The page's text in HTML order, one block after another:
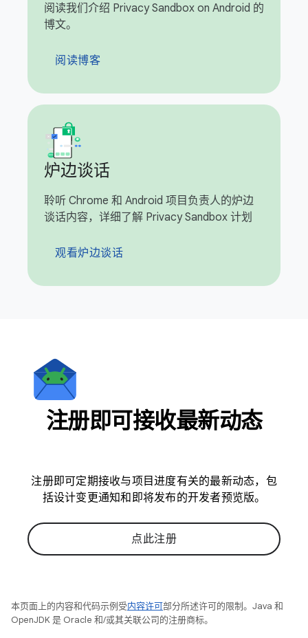
阅读我们介绍 Privacy Sandbox on Android 的
博文。
阅读博客
炉边谈话
聆听 Chrome 和 Android 项目负责人的炉边
谈话内容，详细了解 Privacy Sandbox 计划
观看炉边谈话
注册即可接收最新动态
注册即可定期接收与项目进度有关的最新动态，包
括设计变更通知和即将发布的开发者预览版。
点此注册
本页面上的内容和代码示例受内容许可部分所述许可的限制。Java 和
OpenJDK 是 Oracle 和/或其关联公司的注册商标。